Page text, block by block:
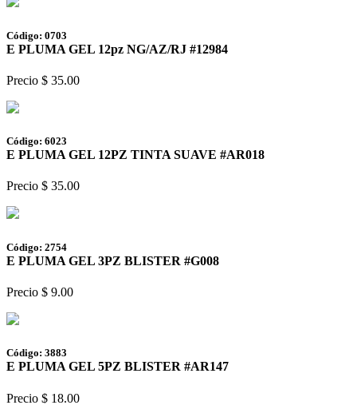
Código: 0703
E PLUMA GEL 12pz NG/AZ/RJ #12984
Precio $ 35.00
Código: 6023
E PLUMA GEL 12PZ TINTA SUAVE #AR018
Precio $ 35.00
Código: 2754
E PLUMA GEL 3PZ BLISTER #G008
Precio $ 9.00
Código: 3883
E PLUMA GEL 5PZ BLISTER #AR147
Precio $ 18.00